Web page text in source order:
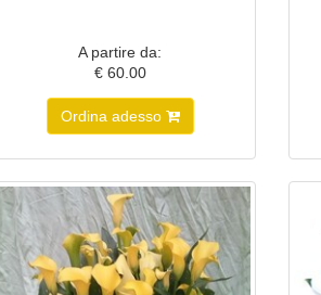
A partire da:
€ 60.00
Ordina adesso